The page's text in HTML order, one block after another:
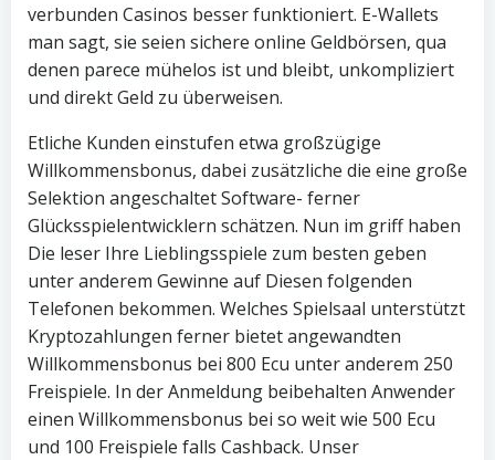
verbunden Casinos besser funktioniert. E-Wallets
man sagt, sie seien sichere online Geldbörsen, qua
denen parece mühelos ist und bleibt, unkompliziert
und direkt Geld zu überweisen.
Etliche Kunden einstufen etwa großzügige
Willkommensbonus, dabei zusätzliche die eine große
Selektion angeschaltet Software- ferner
Glücksspielentwicklern schätzen. Nun im griff haben
Die leser Ihre Lieblingsspiele zum besten geben
unter anderem Gewinne auf Diesen folgenden
Telefonen bekommen. Welches Spielsaal unterstützt
Kryptozahlungen ferner bietet angewandten
Willkommensbonus bei 800 Ecu unter anderem 250
Freispiele. In der Anmeldung beibehalten Anwender
einen Willkommensbonus bei so weit wie 500 Ecu
und 100 Freispiele falls Cashback. Unser